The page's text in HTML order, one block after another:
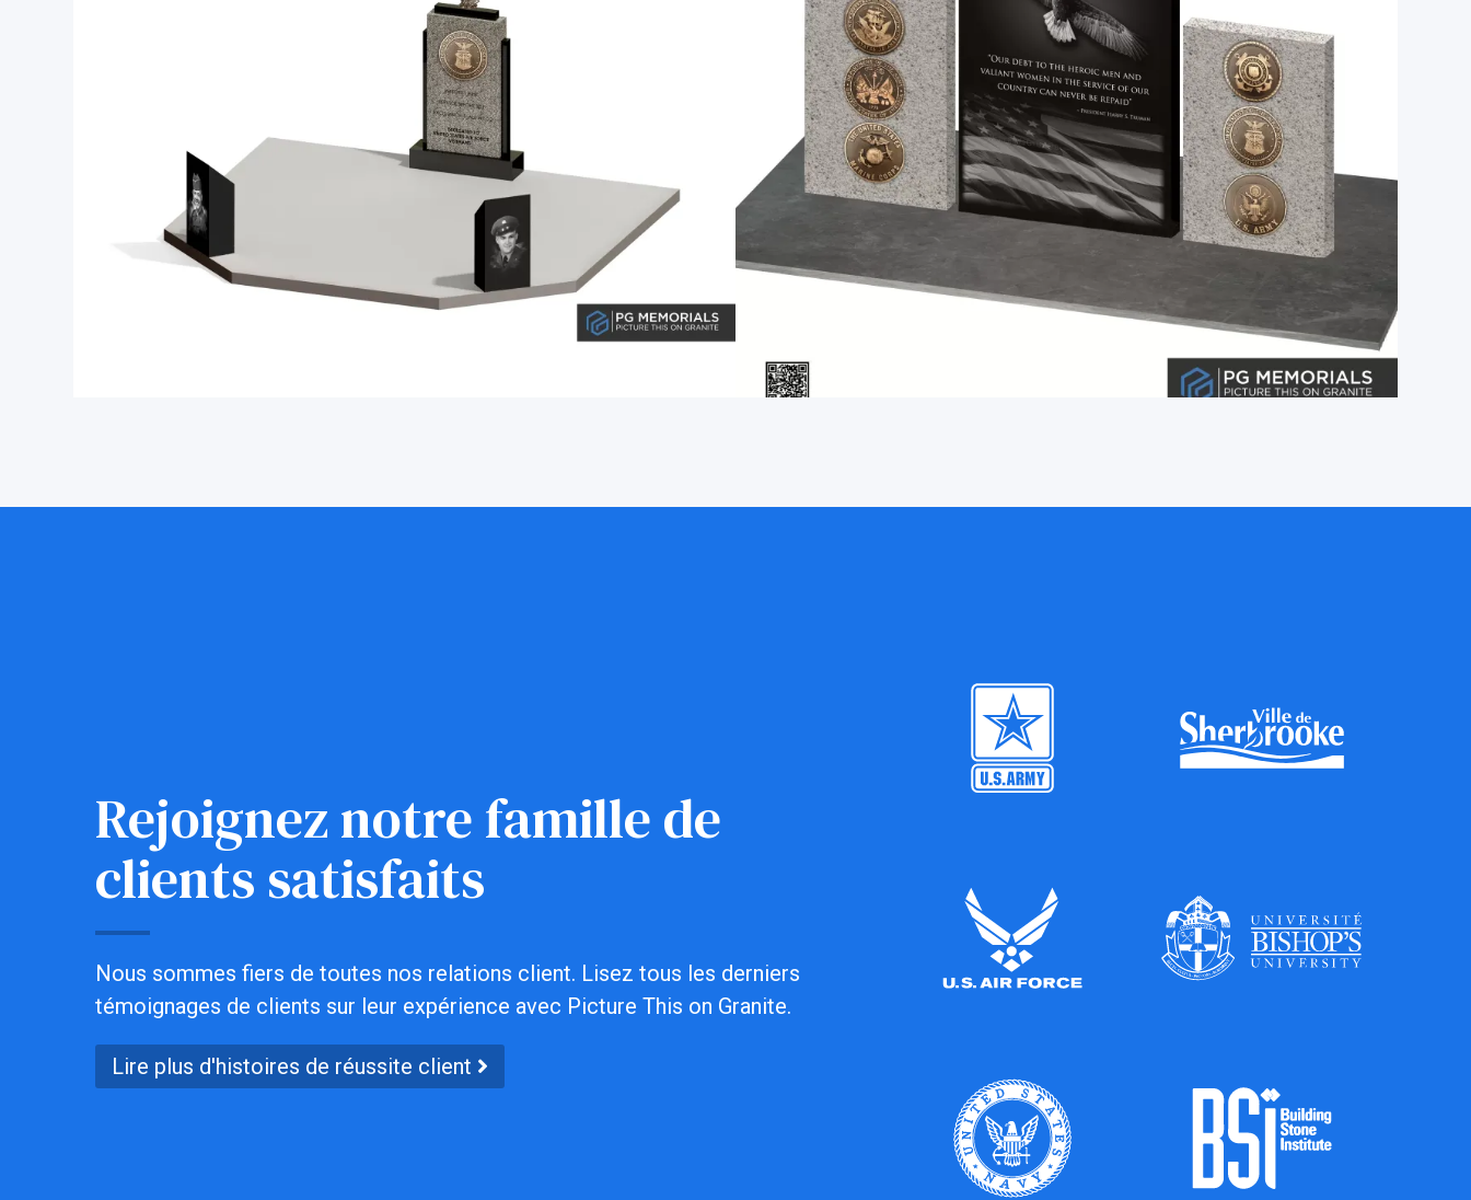
Rejoignez notre famille de
clients satisfaits
Nous sommes fiers de toutes nos relations client. Lisez tous les derniers
témoignages de clients sur leur expérience avec Picture This on Granite.
Lire plus d'histoires de réussite client